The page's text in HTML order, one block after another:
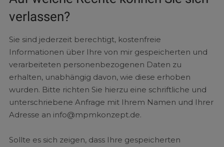
verlassen?
Sie sind jederzeit berechtigt, kostenfreie
Informationen über Ihre von mir gespeicherten und
verarbeiteten personenbezogenen Daten zu
erhalten, unabhängig davon, wie diese erhoben
wurden. Bitte richten Sie hierzu eine schriftliche und
unterschriebene Anfrage mit Ihrem Namen und Ihrer
Adresse an info@mpmkonzept.de.
Sollte es sich zeigen, dass Ihre gespeicherten